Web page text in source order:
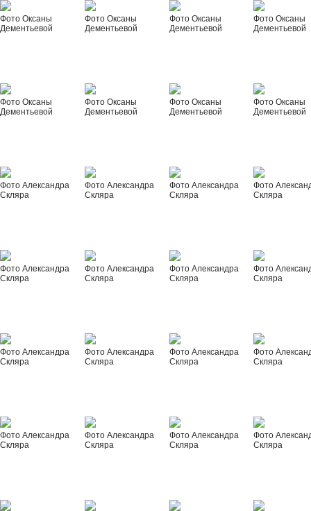
Фото Оксаны
Дементьевой
Фото Оксаны
Дементьевой
Фото Оксаны
Дементьевой
Фото Оксаны
Дементьевой
Фото Оксаны
Дементьевой
Фото Оксаны
Дементьевой
Фото Оксаны
Дементьевой
Фото Оксаны
Дементьевой
Фото Александра
Скляра
Фото Александра
Скляра
Фото Александра
Скляра
Фото
Скляра
Фото Александра
Скляра
Фото Александра
Скляра
Фото Александра
Скляра
Фото
Скляра
Фото Александра
Скляра
Фото Александра
Скляра
Фото Александра
Скляра
Фото
Скляра
Фото Александра
Скляра
Фото Александра
Скляра
Фото Александра
Скляра
Фото
Скляра